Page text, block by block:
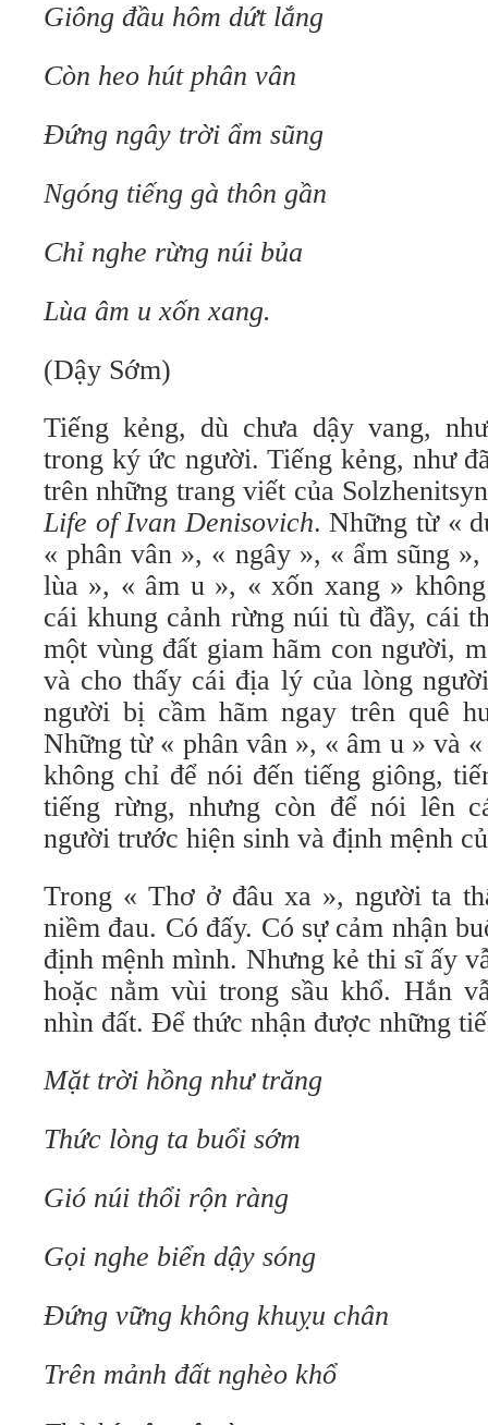
Giông đầu hôm dứt lắng
Còn heo hút phân vân
Ðứng ngây trời ẩm sũng
Ngóng tiếng gà thôn gần
Chỉ nghe rừng núi bủa
Lùa âm u xốn xang.
(Dậy Sớm)
Tiếng kẻng, dù chưa dậy vang,
trong ký ức người. Tiếng kẻng, như
trên những trang viết của
Life of Ivan Denisovich. Những từ «
« phân vân », « ngây », « ẩm sũng
lùa », « âm u », « xốn xang »
cái khung cảnh rừng núi tù đầy, cái
một vùng đất giam hãm con người,
và cho thấy cái địa lý của lòng
người bị cầm hãm ngay trên quê
Những từ « phân vân », « âm u » và
không chỉ để nói đến tiếng giông,
tiếng rừng, nhưng còn để nói lên
người trước hiện sinh và định mệnh
Trong « Thơ ở đâu xa », người ta
niềm đau. Có đấy. Có sự cảm nhận
định mệnh mình. Nhưng kẻ thi sĩ ấy
hoặc nằm vùi trong sầu khổ. Hắn
nhìn đất. Ðể thức nhận được những
Mặt trời hồng như trăng
Thức lòng ta buổi sớm
Gió núi thổi rộn ràng
Gọi nghe biển dậy sóng
Ðứng vững không khuỵu chân
Trên mảnh đất nghèo khổ